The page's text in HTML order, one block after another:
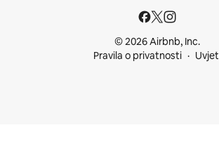
© 2026 Airbnb, Inc.
Pravila o privatnosti